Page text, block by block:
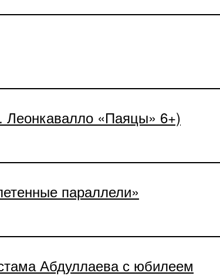
Леонкавалло «Паяцы» 6+)
параллели»
Абдуллаева с юбилеем